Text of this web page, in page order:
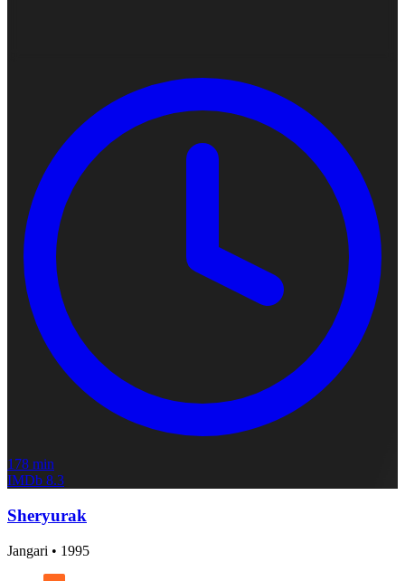
178 min
IMDb 8.3
Sheryurak
Jangari • 1995